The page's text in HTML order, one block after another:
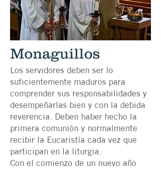
Monaguillos
Los servidores deben ser lo
suficientemente maduros para
comprender sus responsabilidades y
desempeñarlas bien y con la debida
reverencia. Deben haber hecho la
primera comunión y normalmente
recibir la Eucaristía cada vez que
participan en la liturgia.
Con el comienzo de un nuevo año